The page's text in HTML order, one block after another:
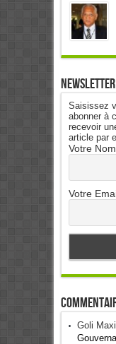
Newsletter
Saisissez
abonner à
recevoir
article par
Votre Nom
Votre
Goli